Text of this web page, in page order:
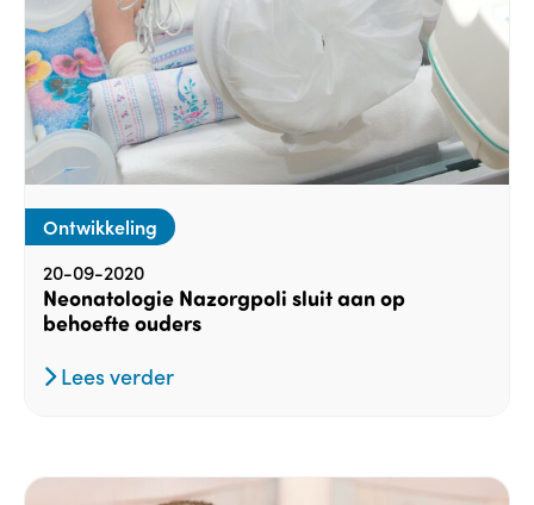
Ontwikkeling
20-09-2020
Neonatologie Nazorgpoli sluit aan op
behoefte ouders
Lees verder